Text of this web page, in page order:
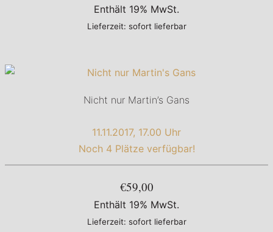
Enthält 19% MwSt.
Lieferzeit: sofort lieferbar
Nicht nur Martin’s Gans
11.11.2017, 17.00 Uhr
Noch 4 Plätze verfügbar!
€59,00
Enthält 19% MwSt.
Lieferzeit: sofort lieferbar